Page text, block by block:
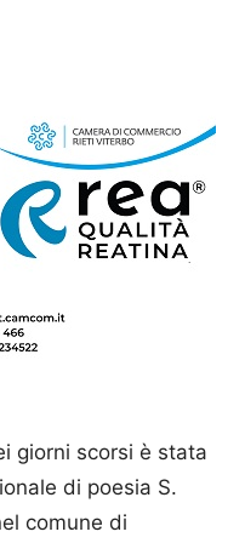
giorni scorsi è stata
di poesia S.
comune di